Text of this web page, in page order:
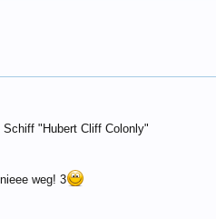
"Hubert Cliff Colonly"
weg! 3